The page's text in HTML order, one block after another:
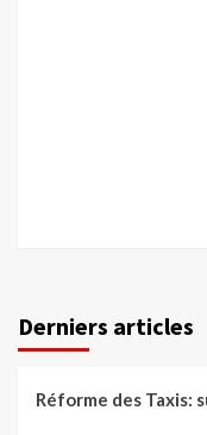
Derniers articles
Réforme des Taxis: